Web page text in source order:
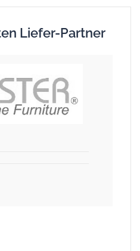
Liefer-Partner